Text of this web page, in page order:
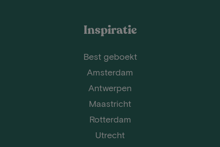
Inspiratie
Best geboekt
Amsterdam
Antwerpen
Maastricht
Rotterdam
Utrecht